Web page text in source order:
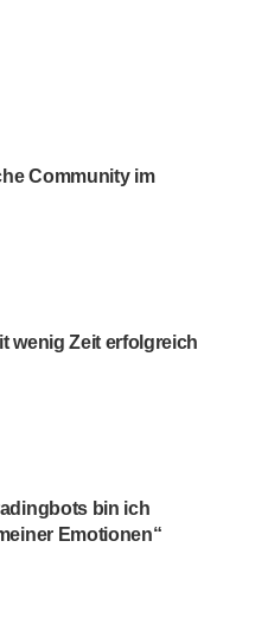
Community im
wenig Zeit erfolgreich
bin ich
Emotionen“